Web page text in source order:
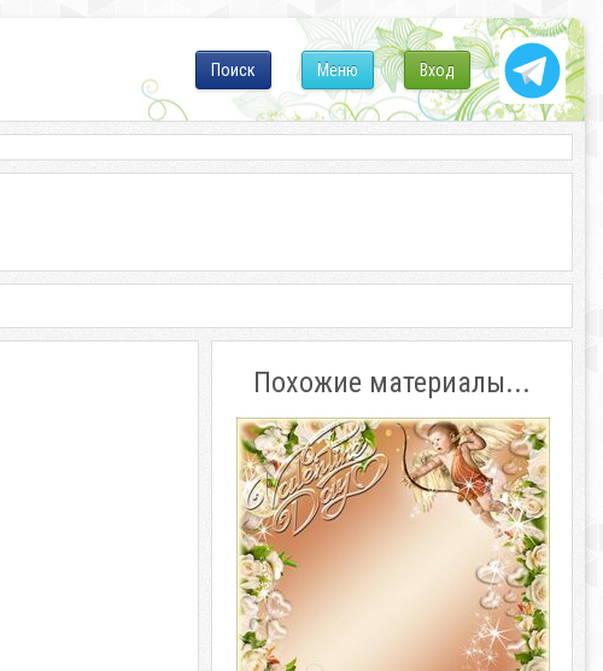
Вход
Меню
Поиск
Похожие материалы...